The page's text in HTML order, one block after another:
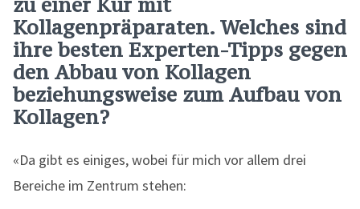
Kollagenpräparaten. Welches sind
ihre besten Experten-Tipps gegen
den Abbau von Kollagen
beziehungsweise zum Aufbau von
Kollagen?
«Da gibt es einiges, wobei für mich vor allem drei
Bereiche im Zentrum stehen: